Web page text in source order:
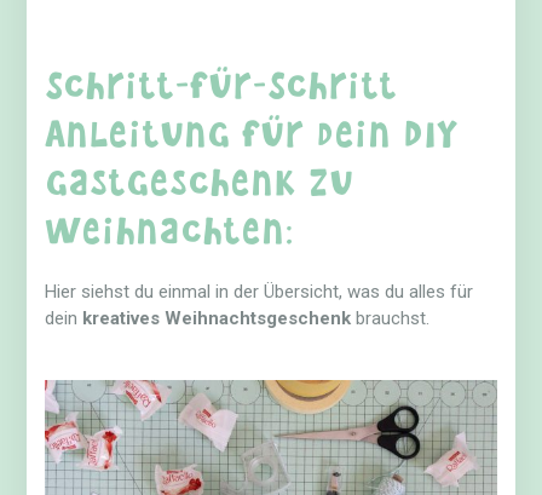
Schritt-für-Schritt
Anleitung für dein DIY
Gastgeschenk zu
Weihnachten:
Hier siehst du einmal in der Übersicht, was du alles für
dein kreatives Weihnachtsgeschenk brauchst.